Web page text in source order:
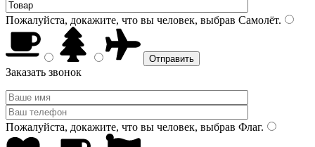
Пожалуйста, докажите, что вы человек, выбрав Самолёт.
Заказать звонок
Пожалуйста, докажите, что вы человек, выбрав Флаг.